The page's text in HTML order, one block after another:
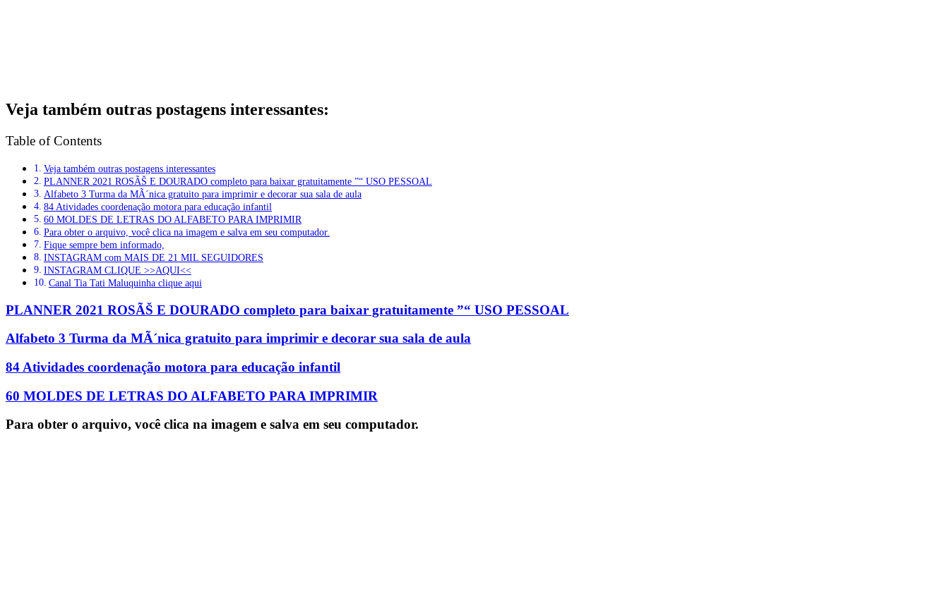
Veja também outras postagens interessantes:
Table of Contents
Veja também outras postagens interessantes
PLANNER 2021 ROSÃŠ E DOURADO completo para baixar gratuitamente ”“ USO PESSOAL
Alfabeto 3 Turma da MÃ´nica gratuito para imprimir e decorar sua sala de aula
84 Atividades coordenação motora para educação infantil
60 MOLDES DE LETRAS DO ALFABETO PARA IMPRIMIR
Para obter o arquivo, você clica na imagem e salva em seu computador.
Fique sempre bem informado,
INSTAGRAM com MAIS DE 21 MIL SEGUIDORES
INSTAGRAM CLIQUE >>AQUI<<
Canal Tia Tati Maluquinha clique aqui
PLANNER 2021 ROSÃŠ E DOURADO completo para baixar gratuitamente ”“ USO PESSOAL
Alfabeto 3 Turma da MÃ´nica gratuito para imprimir e decorar sua sala de aula
84 Atividades coordenação motora para educação infantil
60 MOLDES DE LETRAS DO ALFABETO PARA IMPRIMIR
Para obter o arquivo, você clica na imagem e salva em seu computador.